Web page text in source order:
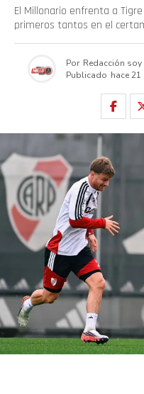
El Millonario enfrenta a
primeros tantos en el
Por Redacción
Publicado hace